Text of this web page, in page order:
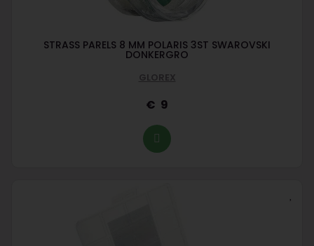
STRASS PARELS 8 MM POLARIS 3ST SWAROVSKI
DONKERGRO
GLOREX
9